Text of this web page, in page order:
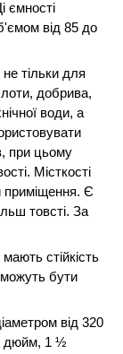
ємності
від 85 до
тільки для
добрива,
води, а
при цьому
Місткості
приміщення. Є
товсті. За
стійкість
бути
від 320
дюйм, 1 ½